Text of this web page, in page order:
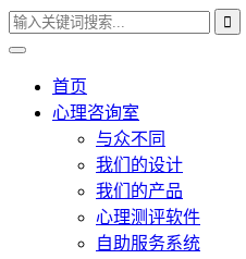
首页
心理咨询室
与众不同
我们的设计
我们的产品
心理测评软件
自助服务系统